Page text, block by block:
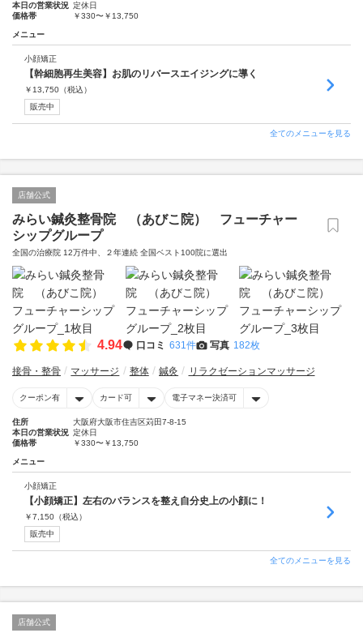
本日の営業状況 定休日
価格帯
￥330〜￥13,750
メニュー
小顔矯正
【幹細胞再生美容】お肌のリバースエイジングに導く
￥ 13,750 （税込）
販売中
全てのメニューを見る
店舗公式
みらい鍼灸整骨院 （あびこ院） フューチャー
シップグループ
全国の治療院 12万件中、２年連続 全国ベスト100院に選出
4.94 口コミ 631件 写真 182枚
接骨・整骨 マッサージ 整体 鍼灸 リラクゼーションマッサージ
クーポン有 カード可 電子マネー決済可
住所
大阪府大阪市住吉区苅田7-8-15
本日の営業状況 定休日
価格帯
￥330〜￥13,750
メニュー
小顔矯正
【小顔矯正】左右のバランスを整え自分史上の小顔に！
￥7,150 （税込）
販売中
全てのメニューを見る
店舗公式